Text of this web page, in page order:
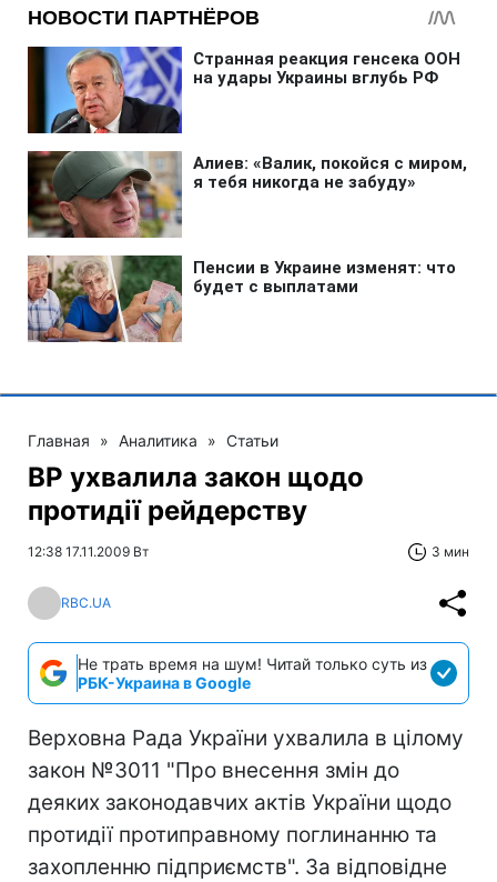
Главная » Аналитика » Статьи
ВР ухвалила закон щодо
протидії рейдерству
12:38 17.11.2009 Вт 3 мин
RBC.UA
Не трать время на шум! Читай только суть из
РБК-Украина в Google
Верховна Рада України ухвалила в цілому
закон №3011 "Про внесення змін до
деяких законодавчих актів України щодо
протидії протиправному поглинанню та
захопленню підприємств". За відповідне